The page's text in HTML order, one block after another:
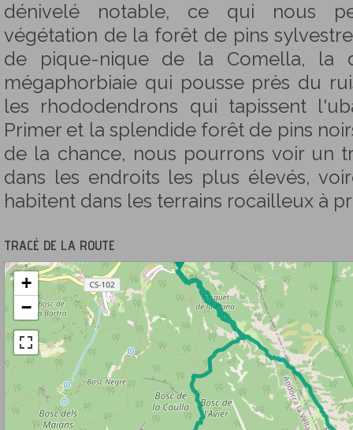
dénivelé notable, ce qui nous
végétation de la forêt de pins
de pique-nique de la Comella, la
mégaphorbiaie qui pousse près du
les rhododendrons qui tapissent
Primer et la splendide forêt de pins
de la chance, nous pourrons voir un
dans les endroits les plus élevés,
habitent dans les terrains rocailleux à
TRACÉ DE LA ROUTE
+
−